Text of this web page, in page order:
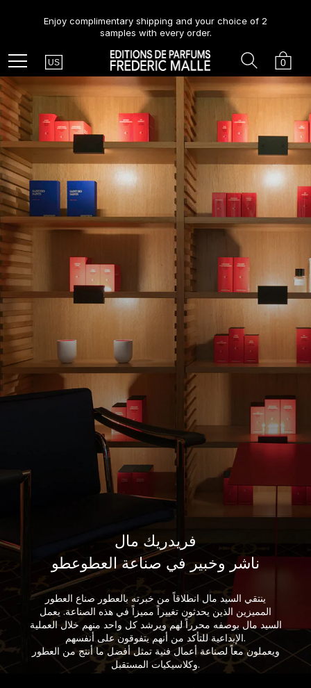
Enjoy complimentary shipping and your choice of 2
samples with every order.
Menu Country
US Cart
0
Search
فريدريك مال
ناشر وخبير في صناعة العطوعطو
ينتقي السيد مال انطلاقاً من خبرته بالعطور صناع العطور
المميزين الذين يحدثون تغييراً مميزاً في هذه الصناعة. يعمل
السيد مال بوصفه محرراً لهم ويرشد​ كل واحد منهم خلال العملية
الإبداعية للتأكد من أنهم يتفوقون على أنفسهم.​
ويعملون معاً لصناعة أعمال فنية تمثل أفضل ما أنتج من العطور
وكلاسيكيات المستقبل.​